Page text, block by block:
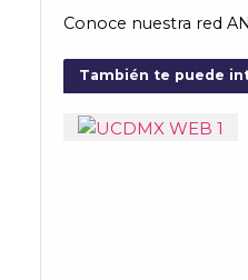
Conoce nuestra red
También te puede